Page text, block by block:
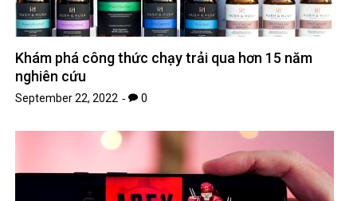
Khám phá công thức chạy trải qua hơn 15 năm
nghiên cứu
September 22, 2022 0